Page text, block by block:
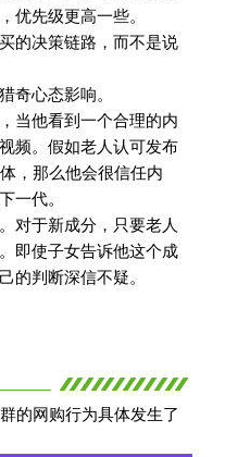
优先级更高一些。
的决策链路，而不是说
奇心态影响。
当他看到一个合理的内
频。假如老人认可发布
，那么他会很信任内
一代。
对于新成分，只要老人
即使子女告诉他这个成
的判断深信不疑。
的网购行为具体发生了